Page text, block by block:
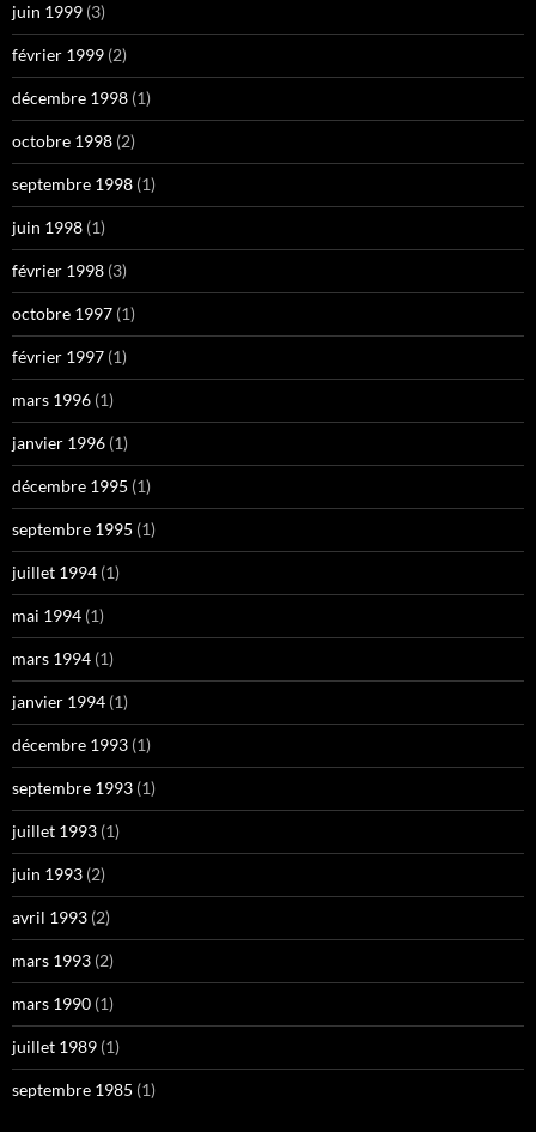
juin 1999 (3)
février 1999 (2)
décembre 1998 (1)
octobre 1998 (2)
septembre 1998 (1)
juin 1998 (1)
février 1998 (3)
octobre 1997 (1)
février 1997 (1)
mars 1996 (1)
janvier 1996 (1)
décembre 1995 (1)
septembre 1995 (1)
juillet 1994 (1)
mai 1994 (1)
mars 1994 (1)
janvier 1994 (1)
décembre 1993 (1)
septembre 1993 (1)
juillet 1993 (1)
juin 1993 (2)
avril 1993 (2)
mars 1993 (2)
mars 1990 (1)
juillet 1989 (1)
septembre 1985 (1)